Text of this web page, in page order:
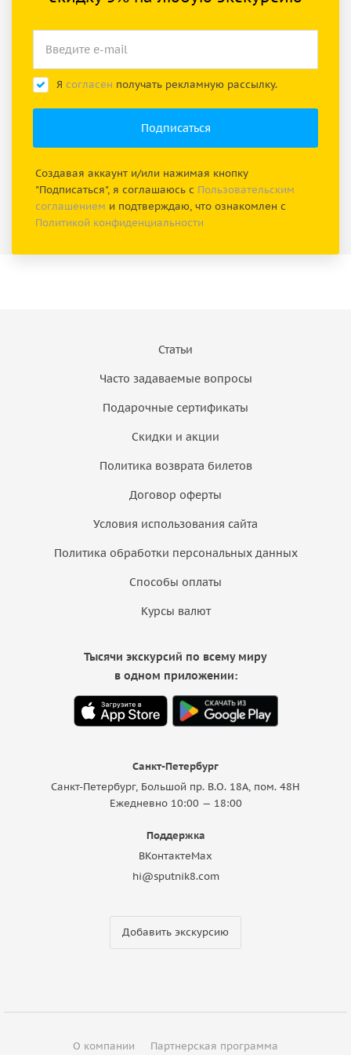
Я согласен получать рекламную рассылку.
Создавая аккаунт и/или нажимая кнопку
"Подписаться", я соглашаюсь с Пользовательским
соглашением и подтверждаю, что ознакомлен с
Политикой конфиденциальности
Статьи
Часто задаваемые вопросы
Подарочные сертификаты
Скидки и акции
Политика возврата билетов
Договор оферты
Условия использования сайта
Политика обработки персональных данных
Способы оплаты
Курсы валют
Санкт-Петербург
Санкт-Петербург, Большой пр. В.О. 18A, пом. 48Н
Ежедневно 10:00 — 18:00
Поддержка
ВКонтактеMax
hi@sputnik8.com
Добавить экскурсию
Тысячи экскурсий по всему миру
в одном приложении:
О компании Партнерская программа